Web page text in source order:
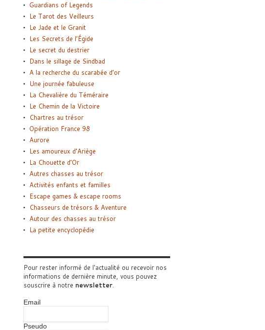
Guardians of Legends
Le Tarot des Veilleurs
Le Jade et le Granit
Les Secrets de l’Égide
Le secret du destrier
Dans le sillage de Sindbad
A la recherche du scarabée d’or
Une journée fabuleuse
La Chevalière du Téméraire
Le Chemin de la Victoire
Chartres au trésor
Opération France 98
Aurore
Les amoureux d’Ariège
La Chouette d’Or
Autres chasses au trésor
Activités enfants et familles
Escape games & escape rooms
Chasseurs de trésors & Aventure
Autour des chasses au trésor
La petite encyclopédie
Pour rester informé de l'actualité ou recevoir nos
informations de dernière minute, vous pouvez
souscrire à notre newsletter.
Email
Pseudo